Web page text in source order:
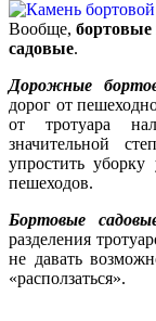
Вообще,
садовые.
Дорожные
дорог от
от тротуара
значительной
упростить
пешеходов.
Бортовые
разделения
не давать
«расползаться».